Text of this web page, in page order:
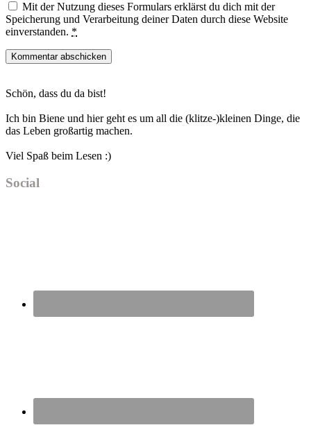
Mit der Nutzung dieses Formulars erklärst du dich mit der
Speicherung und Verarbeitung deiner Daten durch diese Website
einverstanden. *
Sidebar
Schön, dass du da bist!
Ich bin Biene und hier geht es um all die (klitze-)kleinen Dinge, die
das Leben großartig machen.
Viel Spaß beim Lesen :)
Social